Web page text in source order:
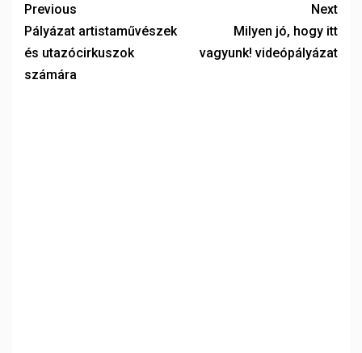
Previous
Pályázat artistaművészek
és utazócirkuszok
számára
Next
Milyen jó, hogy itt
vagyunk! videópályázat